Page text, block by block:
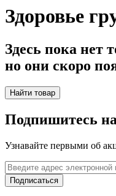
Здоровье
Здесь пока нет
но они скоро
Найти товар
Подпишитесь
Узнавайте первыми об
Подписаться